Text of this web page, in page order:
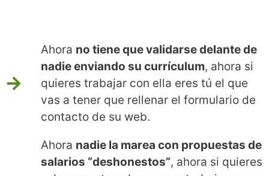
Ahora no tiene que validarse delante de
nadie enviando su currículum, ahora si
quieres trabajar con ella eres tú el que
vas a tener que rellenar el formulario de
contacto de su web.
Ahora nadie la marea con propuestas de
salarios “deshonestos”, ahora si quieres